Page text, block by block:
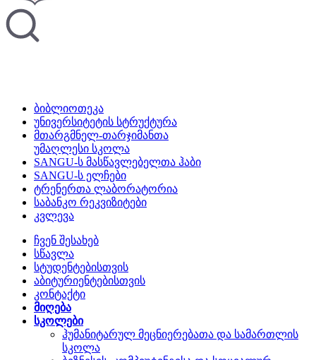
ბიბლიოთეკა
უნივერსიტეტის სტრუქტურა
მთარგმნელ-თარჯიმანთა
უმაღლესი სკოლა
SANGU-ს მასწავლებელთა ჰაბი
SANGU-ს ელჩები
ტრენერთა ლაბორატორია
საბანკო რეკვიზიტები
კვლევა
ჩვენ შესახებ
სწავლა
სტუდენტებისთვის
აბიტურიენტებისთვის
კონტაქტი
მიღება
სკოლები
ჰუმანიტარულ მეცნიერებათა და სამართლის
სკოლა